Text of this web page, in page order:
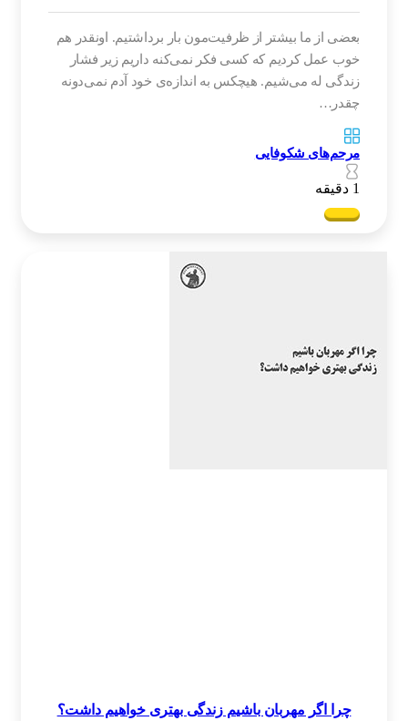
بعضی از ما بیشتر از ظرفیت‌مون بار برداشتیم‌‌. اونقدر هم
خوب عمل کردیم که کسی فکر نمی‌کنه داریم زیر فشار
زندگی له می‌شیم‌‌. هیچکس به اندازه‌ی خود آدم نمی‌دونه
چقدر…
مرحم‌های شکوفایی
چرا اگر مهربان باشیم زندگی بهتری خواهیم داشت؟